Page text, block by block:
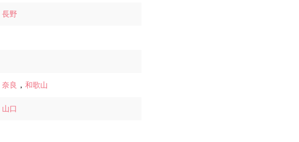
長野
奈良 ， 和歌山
山口